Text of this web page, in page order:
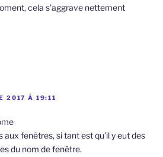
cela s’aggrave nettement
2017 À 19:11
aux fenêtres, si tant est qu’il y eut des
du nom de fenêtre.